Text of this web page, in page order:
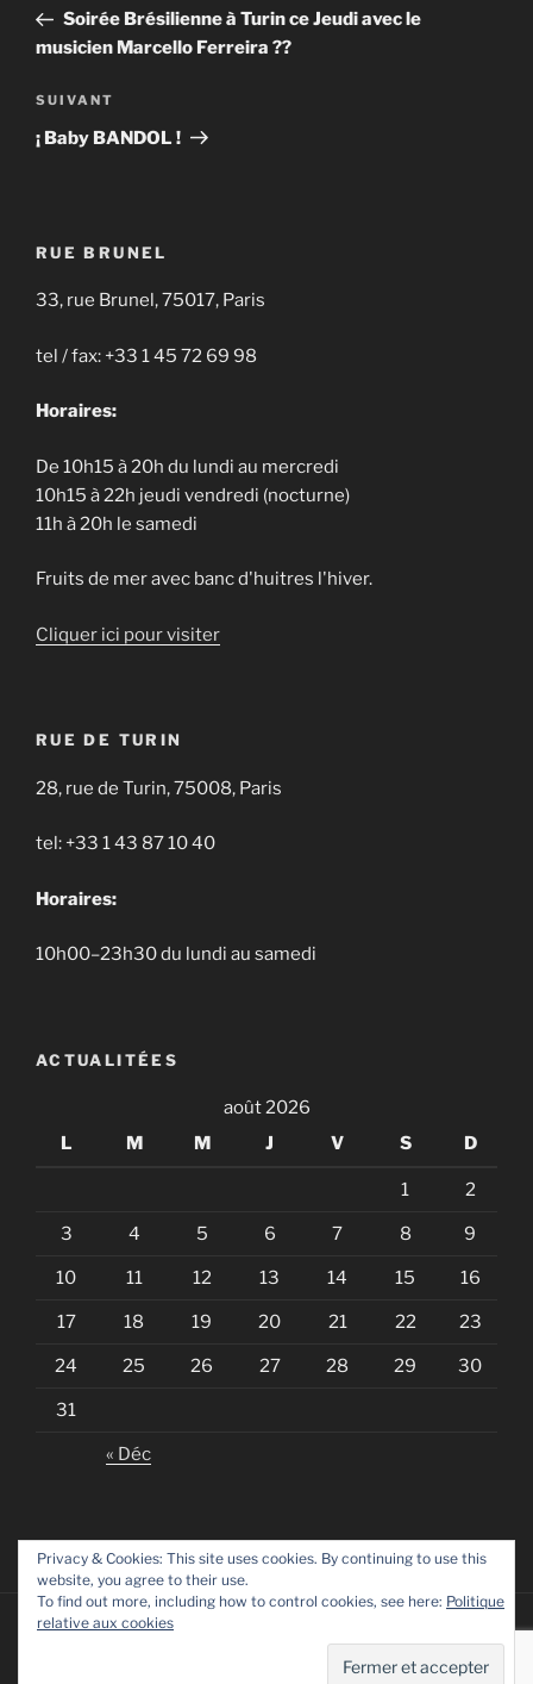
l’article
précédent
Soirée Brésilienne à Turin ce Jeudi avec le
musicien Marcello Ferreira ??
Article
suivant
SUIVANT
¡ Baby BANDOL !
RUE BRUNEL
33, rue Brunel, 75017, Paris
tel / fax: +33 1 45 72 69 98
Horaires:
De 10h15 à 20h du lundi au mercredi
10h15 à 22h jeudi vendredi (nocturne)
11h à 20h le samedi
Fruits de mer avec banc d'huitres l'hiver.
Cliquer ici pour visiter
RUE DE TURIN
28, rue de Turin, 75008, Paris
tel: +33 1 43 87 10 40
Horaires:
10h00–23h30 du lundi au samedi
ACTUALITÉES
août 2026
L
M M J V S D
1 2
3 4 5 6 7 8 9
10 11 12 13 14 15 16
17 18 19 20 21 22 23
24 25 26 27 28 29 30
31
« Déc
Privacy & Cookies: This site uses cookies. By continuing to use this
website, you agree to their use.
To find out more, including how to control cookies, see here: Politique
relative aux cookies